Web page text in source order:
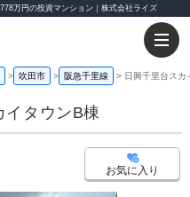
万円の投資マンション｜株式会社ライズ
吹田市 阪急千里線 日興千里台スカ
イタウンB棟
お気に入り